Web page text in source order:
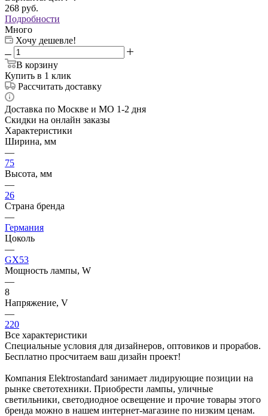
268 руб.
Подробности
Много
Хочу дешевле!
В корзину
Купить в 1 клик
Рассчитать доставку
Доставка по Москве и МО 1-2 дня
Скидки на онлайн заказы
Характеристики
Ширина, мм
—
75
Высота, мм
—
26
Страна бренда
—
Германия
Цоколь
—
GX53
Мощность лампы, W
—
8
Напряжение, V
—
220
Все характеристики
Специальные условия для дизайнеров, оптовиков и прорабов.
Бесплатно просчитаем ваш дизайн проект!
Компания Elektrostandard занимает лидирующие позиции на
рынке светотехники. Приобрести лампы, уличные
светильники, светодиодное освещение и прочие товары этого
бренда можно в нашем интернет-магазине по низким ценам.